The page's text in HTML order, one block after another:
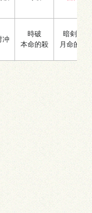
冲
時破
本命的殺
暗剣殺
月命的殺